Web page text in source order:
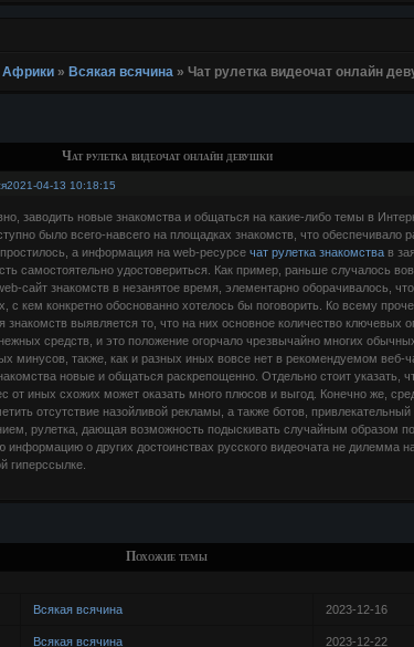
Африки » Всякая всячина » Чат рулетка видеочат онлайн
Чат рулетка видеочат онлайн девушки
2021-04-13 10:18:15
заводить новые знакомства и общаться на какие-либо темы в
было всего-навсего на площадках знакомств, что
а информация на web-ресурсе чат рулетка знакомствав
самостоятельно удостовериться. Как пример, раньше случалось
сайт знакомств в незанятое время, элементарно оборачивалось,
с кем конкретно обоснованно хотелось бы поговорить. Ко всему
знакомств выявляется то, что на них основное количество ключевых
средств, и это положение огорчало чрезвычайно многих
минусов, также, как и разных иных вовсе нет в рекомендуемом
новые и общаться раскрепощенно. Отдельно стоит указать,
от иных схожих может оказать много плюсов и выгод. Конечно же,
отсутствие назойливой рекламы, а также ботов,
рулетка, дающая возможность подыскивать случайным образом
информацию о других достоинствах русского видеочата не дилемма
гиперссылке.
Похожие темы
Всякая всячина 2023-12-16
Всякая всячина 2023-12-22